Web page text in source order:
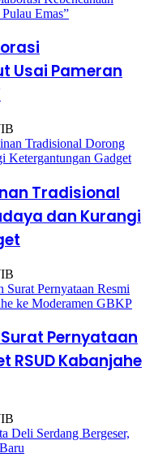
Usai Pameran
Tradisional
dan Kurangi
Pernyataan
RSUD Kabanjahe